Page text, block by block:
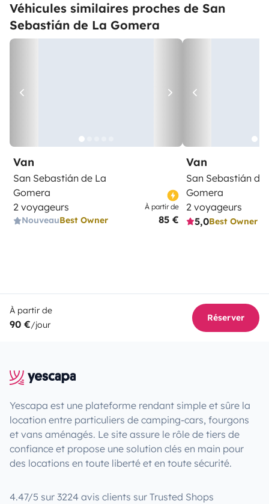
Véhicules similaires proches de San
Sebastián de La Gomera
Van
San Sebastián de La
Gomera
2 voyageurs
NouveauBest Owner
À partir de
85 €
Van
San Sebastián de
Gomera
2 voyageurs
5,0Best Owner
À partir de
90 €/jour
Réserver
Yescapa est une plateforme rendant simple et sûre la
location entre particuliers de camping-cars, fourgons
et vans aménagés. Le site assure le rôle de tiers de
confiance et propose une solution clés en main pour
des locations en toute liberté et en toute sécurité.
4.47/5 sur 3224 avis clients sur Trusted Shops